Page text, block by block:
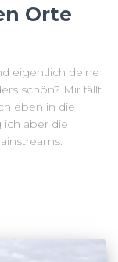
Orte
eigentlich deine
schön? Mir fällt
eben in die
ich aber die